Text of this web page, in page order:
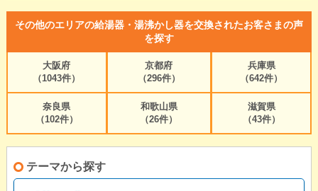
その他のエリアの給湯器・湯沸かし器を交換されたお客さまの声
を探す
大阪府
（1043件）
京都府
（296件）
兵庫県
（642件）
奈良県
（102件）
和歌山県
（26件）
滋賀県
（43件）
テーマから探す